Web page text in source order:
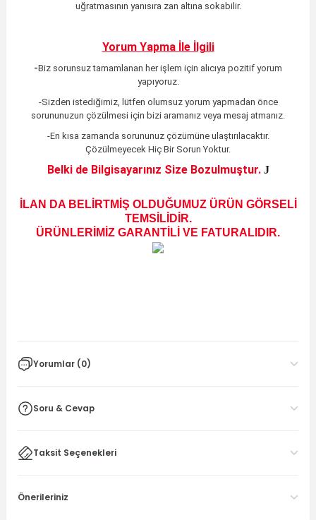
uğratmasının yanısıra zan altına sokabilir.
Yorum Yapma İle İlgili
-Biz sorunsuz tamamlanan her işlem için alıcıya pozitif yorum
yapıyoruz.
-Sizden istediğimiz, lütfen olumsuz yorum yapmadan önce
sorununuzun çözülmesi için bizi aramanız veya mesaj atmanız.
-En kısa zamanda sorununuz çözümüne ulaştırılacaktır.
Çözülmeyecek Hiç Bir Sorun Yoktur.
Belki de Bilgisayarınız Size Bozulmuştur. J
İLAN DA BELİRTMİŞ OLDUĞUMUZ ÜRÜN GÖRSELİ
TEMSİLİDİR.
ÜRÜNLERİMİZ GARANTİLİ VE FATURALIDIR.
Yorumlar (0)
Soru & Cevap
Taksit Seçenekleri
Önerileriniz